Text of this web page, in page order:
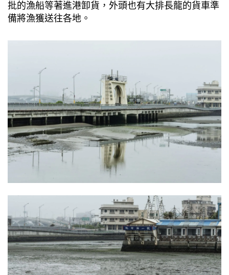
批的漁船等著進港卸貨，外頭也有大排長龍的貨車準
備將漁獲送往各地。